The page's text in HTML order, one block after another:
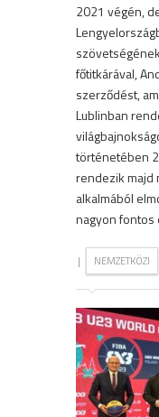
2021 végén,
főtitkárával,
szerződést,
Lublinban
történetében
rendezik majd
alkalmából
nagyon fontos
| NEMZETKÖZI